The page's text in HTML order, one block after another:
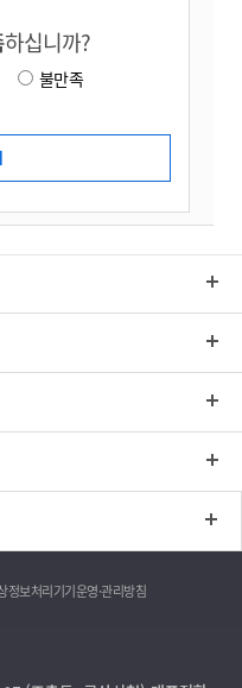
하십니까?
불만족
정보처리기기운영·관리방침